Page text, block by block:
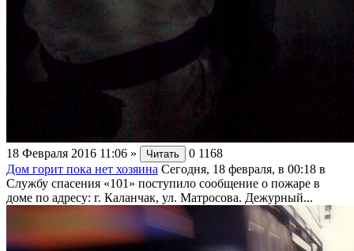
18 Февраля 2016 11:06 » Читать 0 1168
Дом горит пока нет хозяина Сегодня, 18 февраля, в 00:18 в
Службу спасения «101» поступило сообщение о пожаре в
доме по адресу: г. Каланчак, ул. Матросова. Дежурный...